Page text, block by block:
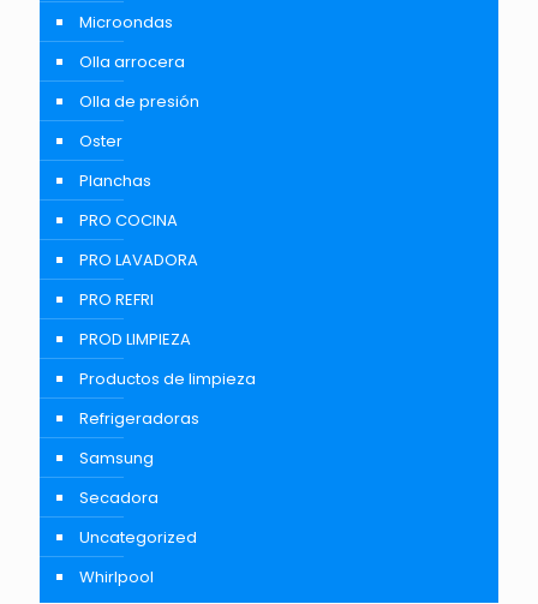
Microondas
Olla arrocera
Olla de presión
Oster
Planchas
PRO COCINA
PRO LAVADORA
PRO REFRI
PROD LIMPIEZA
Productos de limpieza
Refrigeradoras
Samsung
Secadora
Uncategorized
Whirlpool